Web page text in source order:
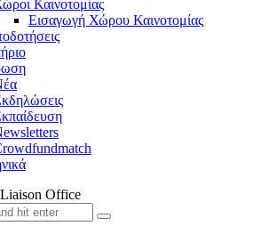
Καινοτομίας
Εισαγωγή Χώρου Καινοτομίας